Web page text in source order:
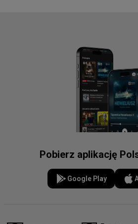
Pobierz aplikację
Google Play